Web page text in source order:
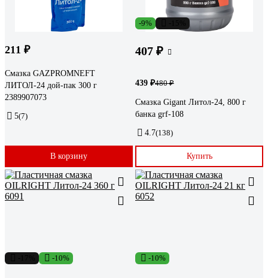
211 ₽
Смазка GAZPROMNEFT
ЛИТОЛ-24 дой-пак 300 г
2389907073
5(7)
В корзину
-9%
407 ₽
439 ₽480 ₽
Смазка Gigant Литол-24, 800 г
банка grf-108
4.7(138)
Купить
-10% -10%